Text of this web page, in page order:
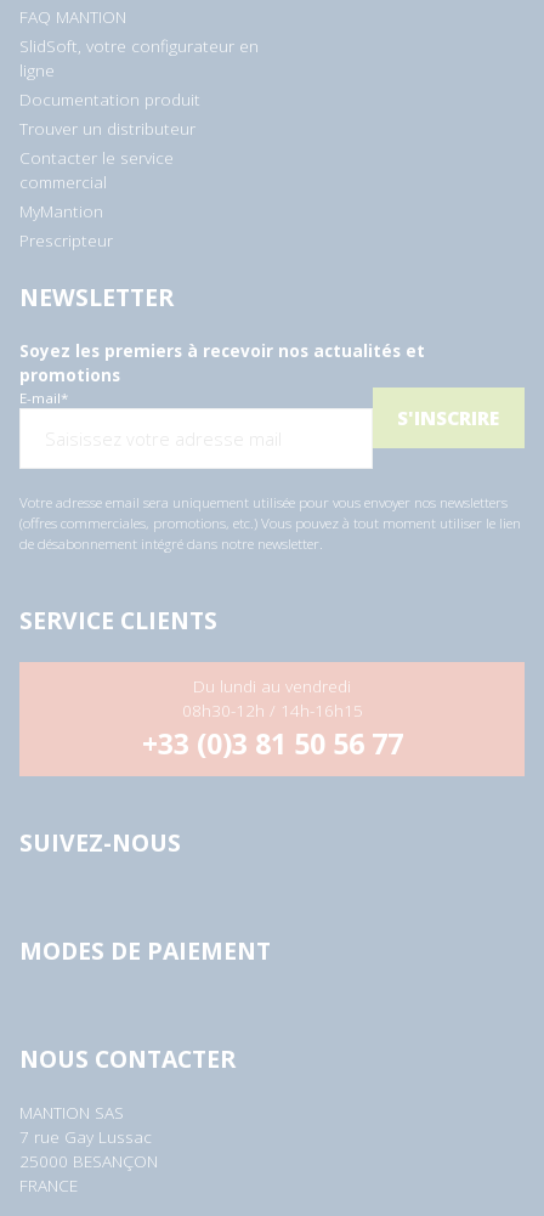
FAQ MANTION
SlidSoft, votre configurateur en
ligne
Documentation produit
Trouver un distributeur
Contacter le service
commercial
MyMantion
Prescripteur
NEWSLETTER
Soyez les premiers à recevoir nos actualités et
promotions
E-mail*
Votre adresse email sera uniquement utilisée pour vous envoyer nos newsletters
(offres commerciales, promotions, etc.) Vous pouvez à tout moment utiliser le lien
de désabonnement intégré dans notre newsletter.
SERVICE CLIENTS
Du lundi au vendredi
08h30-12h / 14h-16h15
+33 (0)3 81 50 56 77
SUIVEZ-NOUS
MODES DE PAIEMENT
NOUS CONTACTER
MANTION SAS
7 rue Gay Lussac
25000 BESANÇON
FRANCE